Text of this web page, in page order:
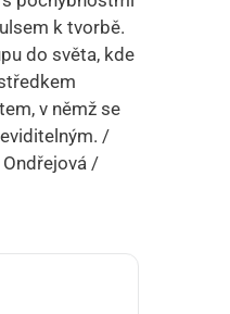
k tvorbě.
do světa, kde
v němž se
/
/